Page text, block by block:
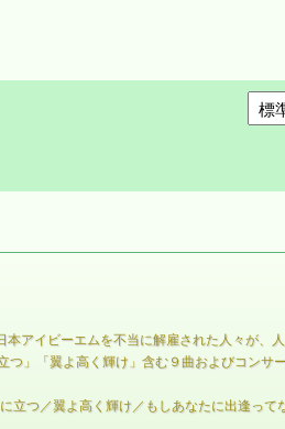
アイビーエムを不当に解雇された人々が、
」「翼よ高く輝け」含む９曲およびコンサ
立つ／翼よ高く輝け／もしあなたに出逢って